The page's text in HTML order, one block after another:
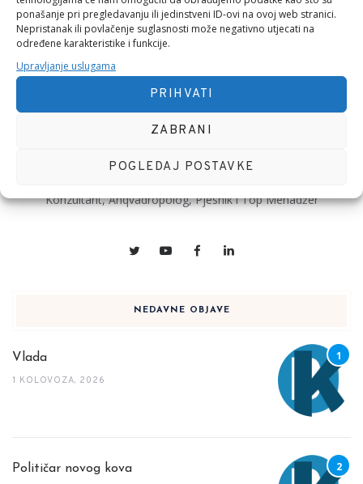
ponašanje pri pregledavanju ili jedinstveni ID-ovi na ovoj web stranici.
Nepristanak ili povlačenje suglasnosti može negativno utjecati na
određene karakteristike i funkcije.
Upravljanje uslugama
PRIHVATI
ZABRANI
POGLEDAJ POSTAVKE
Konzultant, Anqvadropolog, Pjesnik i Top Menadžer
NEDAVNE OBJAVE
Vlada
1 KOLOVOZA, 2026
Političar novog kova